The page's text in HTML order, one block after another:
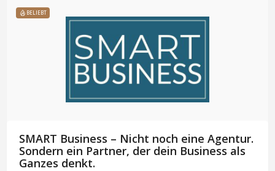
BELIEBT
SMART Business – Nicht noch eine Agentur.
Sondern ein Partner, der dein Business als
Ganzes denkt.